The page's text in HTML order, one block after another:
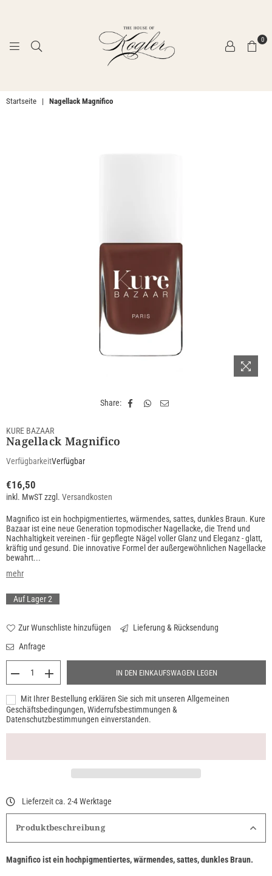
0
Startseite | Nagellack Magnifico
Share:
KURE BAZAAR
Nagellack Magnifico
VerfügbarkeitVerfügbar
Normaler
Preis
€16,50
inkl. MwST zzgl. Versandkosten
Magnifico ist ein hochpigmentiertes, wärmendes, sattes, dunkles Braun. Kure
Bazaar ist eine neue Generation topmodischer Nagellacke, die Trend und
Nachhaltigkeit vereinen - für gepflegte Nägel voller Glanz und Eleganz - glatt,
kräftig und gesund. Die innovative Formel der außergewöhnlichen Nagellacke
bewahrt...
mehr
Auf Lager2
Zur Wunschliste hinzufügen
Lieferung & Rücksendung
Anfrage
IN DEN EINKAUFSWAGEN LEGEN
Mit Ihrer Bestellung erklären Sie sich mit unseren Allgemeinen
Geschäftsbedingungen, Widerrufsbestimmungen &
Datenschutzbestimmungen einverstanden.
Lieferzeit ca. 2-4 Werktage
Produktbeschreibung
Magnifico ist ein hochpigmentiertes, wärmendes, sattes, dunkles Braun.